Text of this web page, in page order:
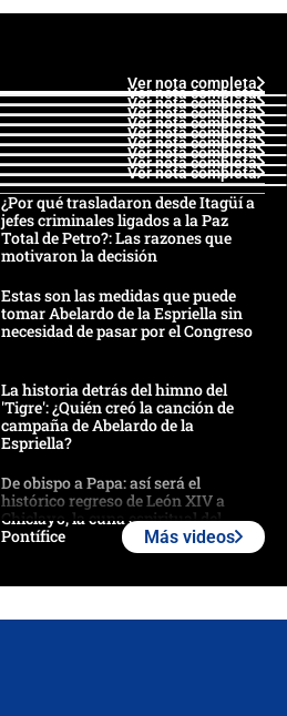
Ver nota completa
Ver nota completa
Ver nota completa
Ver nota completa
Ver nota completa
Ver nota completa
Ver nota completa
Ver nota completa
Ver nota completa
Ver nota completa
¿Por qué trasladaron desde Itagüí a
jefes criminales ligados a la Paz
Total de Petro?: Las razones que
motivaron la decisión
Estas son las medidas que puede
tomar Abelardo de la Espriella sin
necesidad de pasar por el Congreso
La historia detrás del himno del
'Tigre': ¿Quién creó la canción de
campaña de Abelardo de la
Espriella?
De obispo a Papa: así será el
histórico regreso de León XIV a
Chiclayo, la cuna espiritual del
Pontífice
Más videos